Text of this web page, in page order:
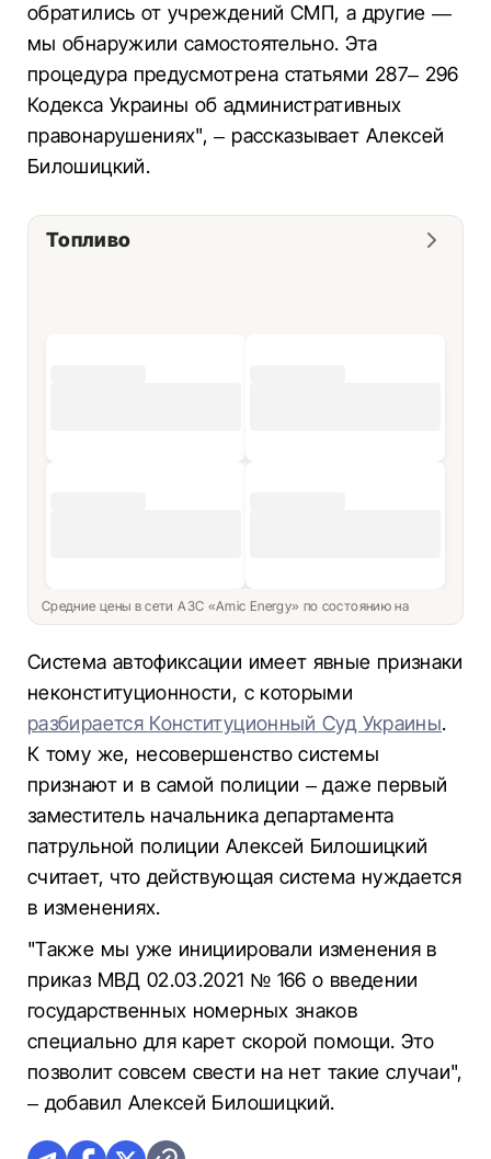
обратились от учреждений СМП, а другие —
мы обнаружили самостоятельно. Эта
процедура предусмотрена статьями 287– 296
Кодекса Украины об административных
правонарушениях", – рассказывает Алексей
Билошицкий.
Топливо
Средние цены в сети АЗС «Amic Energy» по состоянию на
Система автофиксации имеет явные признаки
неконституционности, с которыми
разбирается Конституционный Суд Украины.
К тому же, несовершенство системы
признают и в самой полиции – даже первый
заместитель начальника департамента
патрульной полиции Алексей Билошицкий
считает, что действующая система нуждается
в изменениях.
"Также мы уже инициировали изменения в
приказ МВД 02.03.2021 № 166 о введении
государственных номерных знаков
специально для карет скорой помощи. Это
позволит совсем свести на нет такие случаи",
– добавил Алексей Билошицкий.